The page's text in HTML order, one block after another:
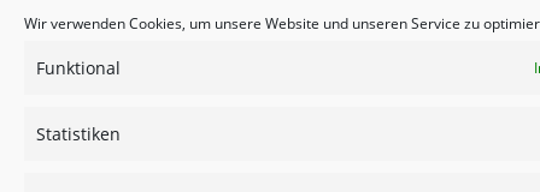
Wir verwenden Cookies, um unsere Website und unseren Service zu
Funktional
Statistiken